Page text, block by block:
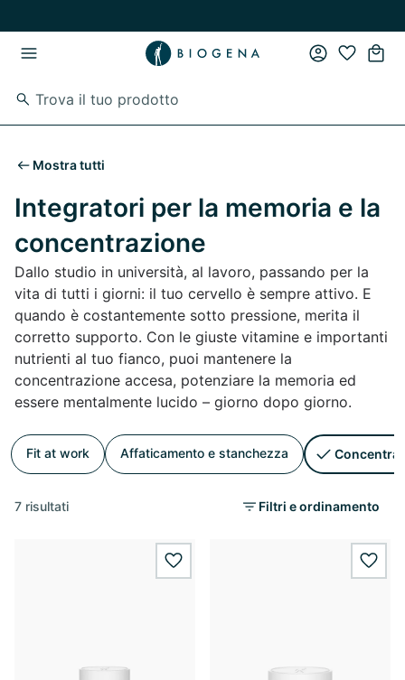
Mostra tutti
Integratori per la memoria e la
concentrazione
Dallo studio in università, al lavoro, passando per la
vita di tutti i giorni: il tuo cervello è sempre attivo. E
quando è costantemente sotto pressione, merita il
corretto supporto. Con le giuste vitamine e importanti
nutrienti al tuo fianco, puoi mantenere la
concentrazione accesa, potenziare la memoria ed
essere mentalmente lucido – giorno dopo giorno.
Fit at work Affaticamento e stanchezza
7 risultati Filtri e ordinamento
wishlist.add